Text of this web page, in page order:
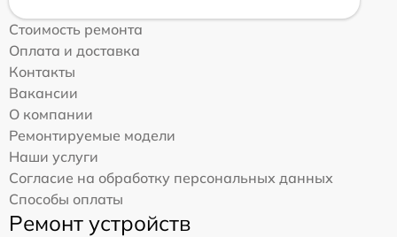
Стоимость ремонта
Оплата и доставка
Контакты
Вакансии
О компании
Ремонтируемые модели
Наши услуги
Согласие на обработку персональных данных
Способы оплаты
Ремонт устройств